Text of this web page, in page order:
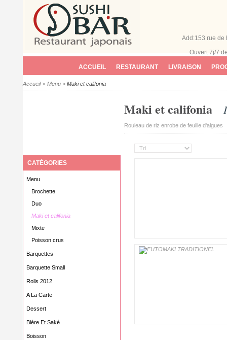
Add:153 rue
Ouvert 7j/7
ACCUEIL RESTAURANT LIVRAISON
Accueil > Menu > Maki et califonia
Maki et califonia
Rouleau de riz enrobe de feuille d'algues
CATÉGORIES
Menu
Brochette
Duo
Maki et califonia
Mixte
Poisson crus
Barquettes
Barquette Small
Rolls 2012
A La Carte
Dessert
Bière Et Saké
Boisson